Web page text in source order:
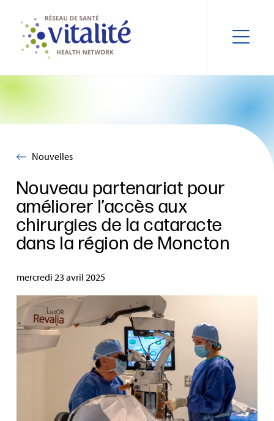
Nouvelles
Nouveau partenariat pour
améliorer l’accès aux
chirurgies de la cataracte
dans la région de Moncton
mercredi 23 avril 2025